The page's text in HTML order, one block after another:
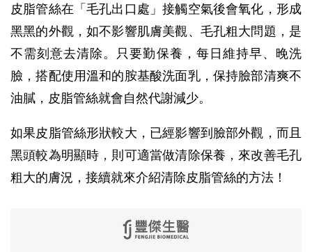
皮脂管絲在「毛孔出口處」接觸空氣後會氧化，形成
黑黑的外觀，如不影響肌膚美觀、毛孔粗大問題，是
不需刻意去清除。只要勤保養，每日維持早、晚洗
臉，搭配使用溫和的胺基酸洗面乳，保持臉部清爽不
油膩，皮脂管絲就會自然代謝減少。
如果皮脂管絲形狀較大，已經影響到臉部外觀，而且
黑頭較為明顯時，則可適當做清除保養，來改善毛孔
粗大的膚況，接續就來介紹清除皮脂管絲的方法！